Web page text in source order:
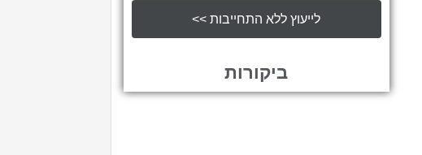
לייעוץ ללא התחייבות >>
ביקורות